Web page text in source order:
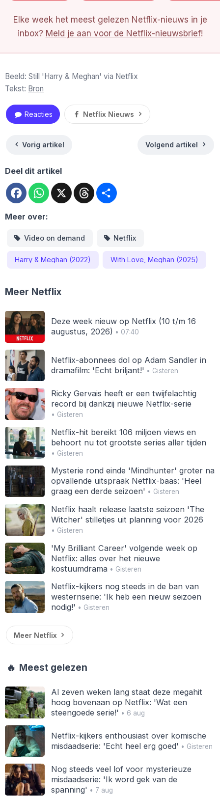
Elke week het meest gelezen Netflix-nieuws in je
inbox? Meld je aan voor de Netflix-nieuwsbrief!
Beeld: Still 'Harry & Meghan' via Netflix
Tekst: Bron
Reacties Netflix Nieuws
Vorig artikel Volgend artikel
Deel dit artikel
FacebookWhatsApp
X Threads
Meer over:
Video on demand Netflix
Harry & Meghan (2022) With Love, Meghan (2025)
Meer Netflix
Deze week nieuw op Netflix (10 t/m 16
augustus, 2026) • 07:40
Netflix-abonnees dol op Adam Sandler in
dramafilm: 'Echt briljant!' • Gisteren
Ricky Gervais heeft er een twijfelachtig
record bij dankzij nieuwe Netflix-serie
• Gisteren
Netflix-hit bereikt 106 miljoen views en
behoort nu tot grootste series aller tijden
• Gisteren
Mysterie rond einde 'Mindhunter' groter na
opvallende uitspraak Netflix-baas: 'Heel
graag een derde seizoen' • Gisteren
Netflix haalt release laatste seizoen 'The
Witcher' stilletjes uit planning voor 2026
• Gisteren
'My Brilliant Career' volgende week op
Netflix: alles over het nieuwe
kostuumdrama• Gisteren
Netflix-kijkers nog steeds in de ban van
westernserie: 'Ik heb een nieuw seizoen
nodig!' • Gisteren
Meer Netflix
🔥 Meest gelezen
Al zeven weken lang staat deze megahit
hoog bovenaan op Netflix: 'Wat een
steengoede serie!' • 6 aug
Netflix-kijkers enthousiast over komische
misdaadserie: 'Echt heel erg goed' • Gisteren
Nog steeds veel lof voor mysterieuze
misdaadserie: 'Ik word gek van de
spanning' • 7 aug